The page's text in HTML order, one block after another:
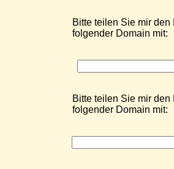
Bitte teilen Sie mir den
folgender Domain mit:
Bitte teilen Sie mir den
folgender Domain mit: